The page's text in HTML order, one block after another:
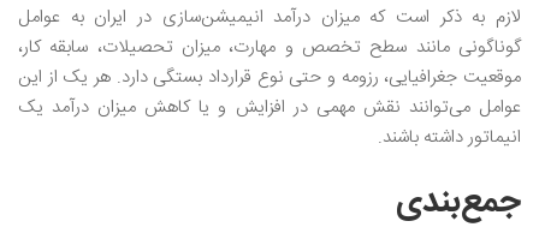
لازم به ذکر است که میزان درآمد انیمیشن‌سازی در ایران به عوامل
گوناگونی مانند سطح تخصص و مهارت، میزان تحصیلات، سابقه کار،
موقعیت جغرافیایی، رزومه و حتی نوع قرارداد بستگی دارد. هر یک از این
عوامل می‌توانند نقش مهمی در افزایش و یا کاهش میزان درآمد یک
انیماتور داشته باشند.
جمع‌بندی